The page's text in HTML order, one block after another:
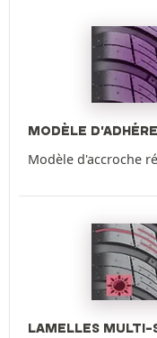
MODÈLE
Modèle d'accroche
LAMELLES MULTI-